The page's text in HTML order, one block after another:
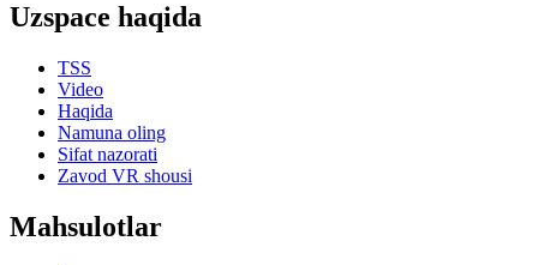
Uzspace haqida
TSS
Video
Haqida
Namuna oling
Sifat nazorati
Zavod VR shousi
Mahsulotlar